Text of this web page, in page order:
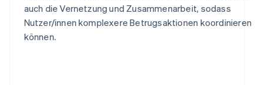
auch die Vernetzung und Zusammenarbeit, sodass
Nutzer/innen komplexere Betrugsaktionen koordinieren
können.